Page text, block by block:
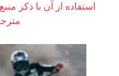
استفاده از آن با ذکر